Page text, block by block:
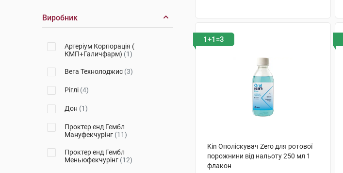
Meridol
Виробник
Артеріум Корпорація (
КМП+Галичфарм) (1)
Вега Технолоджис (3)
Ріглі (4)
Дон (1)
Проктер енд Гембл
Мануфекчурінг (11)
Проктер енд Гембл
Меньюфекчурінг (12)
1+1=3
Kin Ополіскувач Zero для ротової
порожнини від нальоту 250 мл 1
флакон